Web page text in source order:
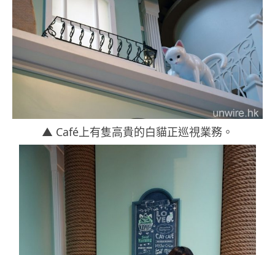
▲ Café上有隻高貴的白貓正巡視業務。